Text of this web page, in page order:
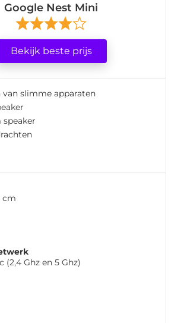
Google Nest Mini
Bekijk beste prijs
van slimme apparaten
cm
(2,4 Ghz en 5 Ghz)